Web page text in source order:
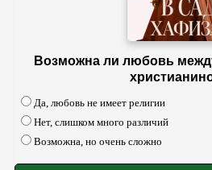
Возможна ли любовь
Да, любовь не имеет религии
Нет, слишком много различий
Возможна, но очень сложно